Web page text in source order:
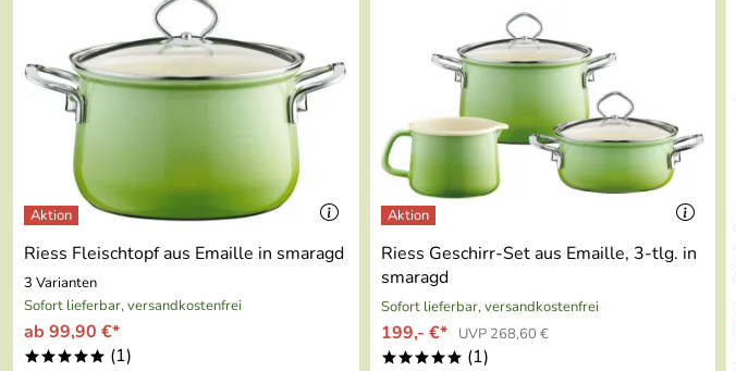
Durchmesser:
12 cm
Farbe:
smaragd
Serie:
Nouvelle
Material:
Emaille
Spülmaschinengeeignet:
Ja
Backofengeeignet:
Mikrowellenfest:
Riess Fleischtopf aus Emaille in smaragd
3 Varianten
Sofort lieferbar, versandkostenfrei
ab 99,90 €*
***** (1)
Riess Geschirr-Set aus Emaille, 3-tlg. in
smaragd
Sofort lieferbar, versandkostenfrei
199,- €* UVP 268,60 €
***** (1)